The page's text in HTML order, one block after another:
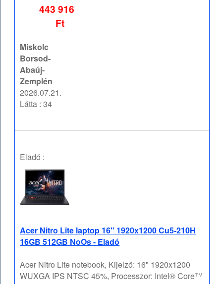
443 916
Ft
Miskolc
Borsod-
Abaúj-
Zemplén
2026.07.21.
Látta : 34
Eladó :
Acer Nitro Lite laptop 16" 1920x1200 Cu5-210H
16GB 512GB NoOs - Eladó
Acer Nitro Lite notebook, Kijelző: 16" 1920x1200
WUXGA IPS NTSC 45%, Processzor: Intel® Core™